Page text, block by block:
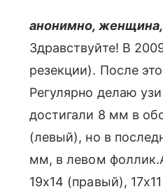
анонимно, женщина,
Здравствуйте! В
резекции). После
Регулярно делаю
достигали 8 мм в
(левый), но в
мм, в левом
19х14 (правый),